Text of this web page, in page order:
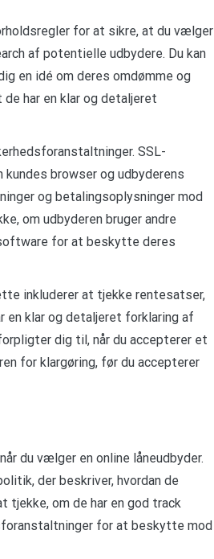
for at sikre, at du vælger
af potentielle udbydere. Du kan
en idé om deres omdømme og
har en klar og detaljeret
SSL-
browser og udbyderens
og betalingsoplysninger mod
om udbyderen bruger andre
for at beskytte deres
inkluderer at tjekke rentesatser,
en klar og detaljeret forklaring af
dig til, når du accepterer et
for klargøring, før du accepterer
du vælger en online låneudbyder.
der beskriver, hvordan de
tjekke, om de har en god track
for at beskytte mod